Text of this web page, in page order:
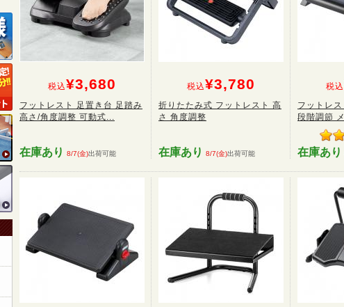
税込¥3,680
フットレスト 足置き台 足踏み
高さ/角度調整 可動式...
在庫あり 8/7(金)出荷可能
税込¥3,780
折りたたみ式 フットレスト 高
さ 角度調整
在庫あり 8/7(金)出荷可能
税込
フットレ
段階調節
在庫あり